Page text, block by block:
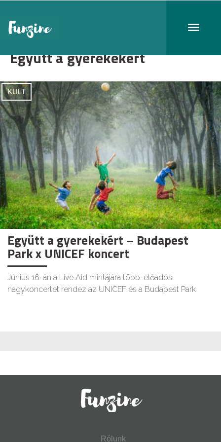
Együtt a gyerekekért
KULT
Együtt a gyerekekért – Budapest
Park x UNICEF koncert
Június 16-án a Live Aid mintájára több-előadós
nagykoncertet rendez az UNICEF és a Budapest Park
Rólunk